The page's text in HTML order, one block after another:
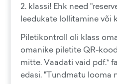
2. klassi! Ehk need
leedukate lollitamine või
Piletikontroll oli klass
omanike piletite QR-
mitte. Vaadati vaid pdf.*
edasi. "Tundmatu looma